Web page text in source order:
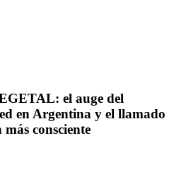
el auge del
en Argentina y el llamado
consciente